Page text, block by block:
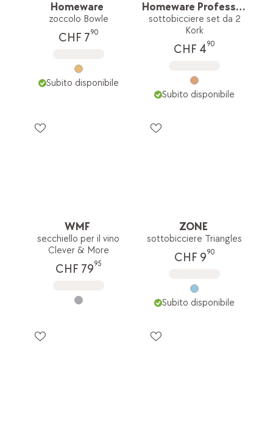
Homeware
zoccolo Bowle
CHF 790
Subito disponibile
Homeware Professional
sottobicciere set da 2
Kork
CHF 490
Subito disponibile
WMF
secchiello per il vino
Clever & More
CHF 7995
ZONE
sottobicciere Triangles
CHF 990
Subito disponibile